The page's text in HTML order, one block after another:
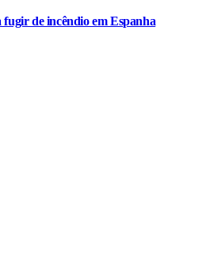
fugir de incêndio em Espanha